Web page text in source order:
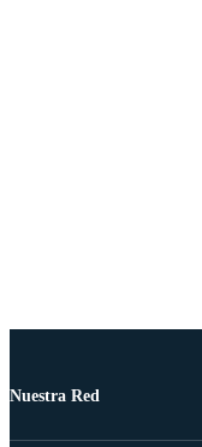
Nuestra Red